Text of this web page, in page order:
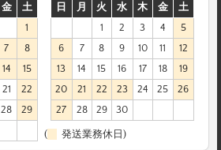
金
土
1
7
8
14
15
21
22
28
29
日
月 火 水 木 金
土
1
2 3 4
5
6
7 8 9 10 11
12
13
14 15 16 17 18
19
20
21 22 23 24 25
26
27
28 29 30
( 発送業務休日)